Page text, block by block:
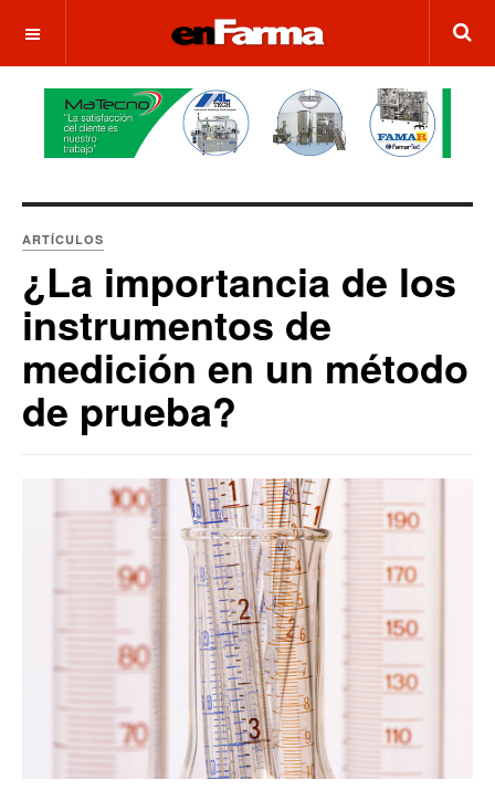
OFF CANVAS
ARTÍCULOS
¿La importancia de los
instrumentos de
medición en un método
de prueba?